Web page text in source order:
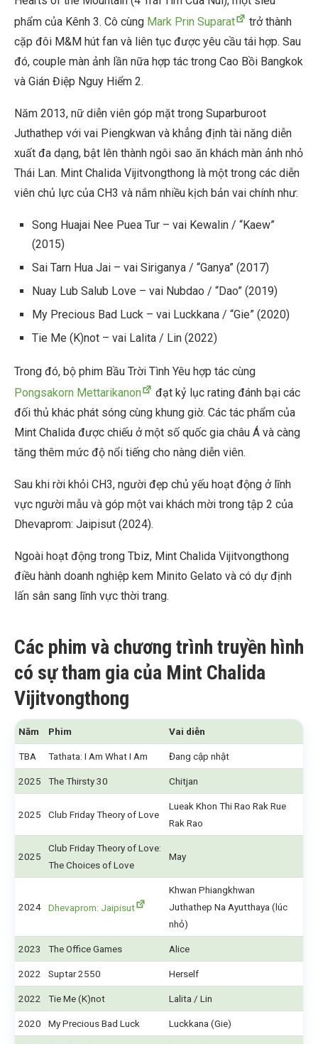
phẩm của Kênh 3. Cô cùng Mark Prin Suparat
trở thành
cặp đôi M&M hút fan và liên tục được yêu cầu tái hợp. Sau
đó, couple màn ảnh lần nữa hợp tác trong Cao Bồi Bangkok
và Gián Điệp Nguy Hiểm 2.
Năm 2013, nữ diễn viên góp mặt trong Suparburoot
Juthathep với vai Piengkwan và khẳng định tài năng diễn
xuất đa dạng, bật lên thành ngôi sao ăn khách màn ảnh nhỏ
Thái Lan. Mint Chalida Vijitvongthong là một trong các diễn
viên chủ lực của CH3 và nắm nhiều kịch bản vai chính như:
Song Huajai Nee Puea Tur – vai Kewalin / “Kaew”
(2015)
Sai Tarn Hua Jai – vai Siriganya / “Ganya” (2017)
Nuay Lub Salub Love – vai Nubdao / “Dao” (2019)
My Precious Bad Luck – vai Luckkana / “Gie” (2020)
Tie Me (K)not – vai Lalita / Lin (2022)
Trong đó, bộ phim Bầu Trời Tình Yêu hợp tác cùng
Pongsakorn Mettarikanon
đạt kỷ lục rating đánh bại các
đối thủ khác phát sóng cùng khung giờ. Các tác phẩm của
Mint Chalida được chiếu ở một số quốc gia châu Á và càng
tăng thêm mức độ nổi tiếng cho nàng diễn viên.
Sau khi rời khỏi CH3, người đẹp chủ yếu hoạt động ở lĩnh
vực người mẫu và góp một vai khách mời trong tập 2 của
Dhevaprom: Jaipisut (2024).
Ngoài hoạt động trong Tbiz, Mint Chalida Vijitvongthong
điều hành doanh nghiệp kem Minito Gelato và có dự định
lấn sân sang lĩnh vực thời trang.
Các phim và chương trình truyền hình
có sự tham gia của Mint Chalida
Vijitvongthong
Năm Phim Vai diễn
TBA Tathata: I Am What I Am Đang cập nhật
2025 The Thirsty 30 Chitjan
2025 Club Friday Theory of Love
Lueak Khon Thi Rao Rak Rue
Rak Rao
2025
Club Friday Theory of Love:
The Choices of Love
May
2024 Dhevaprom: Jaipisut
Khwan Phiangkhwan
Juthathep Na Ayutthaya (lúc
nhỏ)
2023 The Office Games Alice
2022 Suptar 2550 Herself
2022 Tie Me (K)not Lalita / Lin
2020 My Precious Bad Luck Luckkana (Gie)